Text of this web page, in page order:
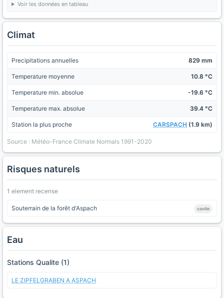
Voir les données en tableau
Climat
Precipitations annuelles 829 mm
Temperature moyenne 10.8 °C
Temperature min. absolue -19.6 °C
Temperature max. absolue 39.4 °C
Station la plus proche CARSPACH (1.9 km)
Source : Météo-France Climate Normals 1991-2020
Risques naturels
1 element recense
Souterrain de la forêt d'Aspach cavite
Eau
Stations Qualite (1)
LE ZIPFELGRABEN A ASPACH